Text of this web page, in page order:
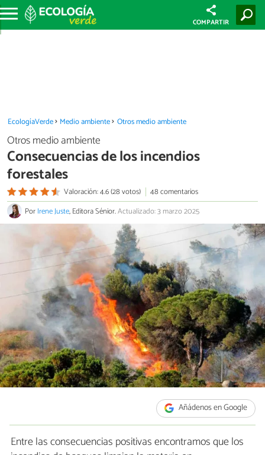
COMPARTIR
EcologíaVerde Medio ambiente Otros medio ambiente
Otros medio ambiente
Consecuencias de los incendios
forestales
Valoración: 4.6 (28 votos)
48 comentarios
PorIrene Juste, Editora Sénior.Actualizado: 3 marzo 2025
Añádenos en Google
Entre las consecuencias positivas encontramos que los